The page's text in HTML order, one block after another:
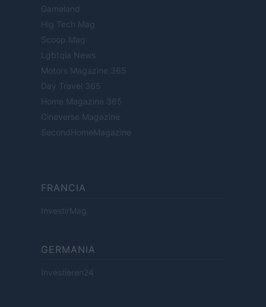
Gameland
Hig Tech Mag
Scoop Mag
Lgbtqia News
Motors Magazine 365
Day Travel 365
Home Magazine 365
Cineverse Magazine
SecondHomeMagazine
FRANCIA
InvestirMag
GERMANIA
Investieren24